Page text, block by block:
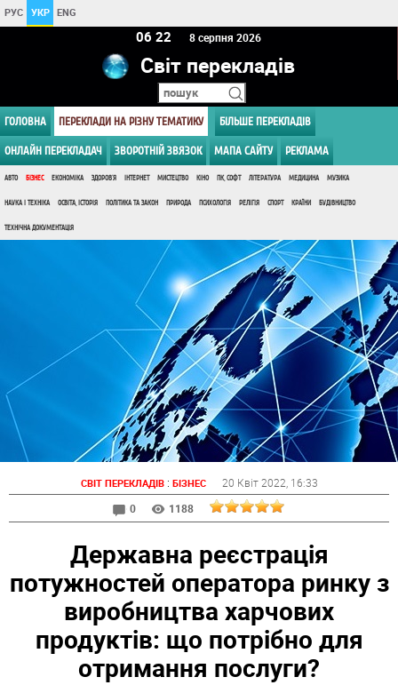
РУС УКР ENG
06 22 8 серпня 2026
Світ перекладів
ГОЛОВНА ПЕРЕКЛАДИ НА РІЗНУ ТЕМАТИКУ БІЛЬШЕ ПЕРЕКЛАДІВ
ОНЛАЙН ПЕРЕКЛАДАЧ ЗВОРОТНІЙ ЗВЯЗОК МАПА САЙТУ РЕКЛАМА
АВТО БІЗНЕС ЕКОНОМІКА ЗДОРОВ'Я ІНТЕРНЕТ МИСТЕЦТВО КІНО ПК, СОФТ ЛІТЕРАТУРА МЕДИЦИНА МУЗИКА
НАУКА І ТЕХНІКА ОСВІТА, ІСТОРІЯ ПОЛІТИКА ТА ЗАКОН ПРИРОДА ПСИХОЛОГІЯ РЕЛІГІЯ СПОРТ КРАЇНИ БУДІВНИЦТВО
ТЕХНІЧНА ДОКУМЕНТАЦІЯ
СВІТ ПЕРЕКЛАДІВ: БІЗНЕС 20 Квіт 2022 , 16:33
0
1188
Державна реєстрація
потужностей оператора ринку з
виробництва харчових
продуктів: що потрібно для
отримання послуги?